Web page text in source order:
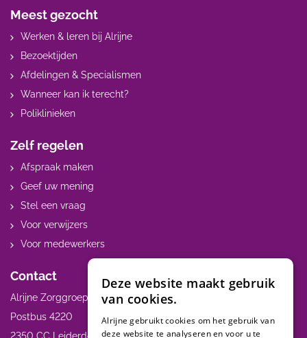
Meest gezocht
Werken & leren bij Alrijne
Bezoektijden
Afdelingen & Specialismen
Wanneer kan ik terecht?
Poliklinieken
Zelf regelen
Afspraak maken
Geef uw mening
Stel een vraag
Voor verwijzers
Voor medewerkers
Contact
Alrijne Zorggroep
Postbus 4220
Deze website maakt gebruik
van cookies.
Alrijne gebruikt cookies om het gebruik van
deze website te analyseren en voor u te